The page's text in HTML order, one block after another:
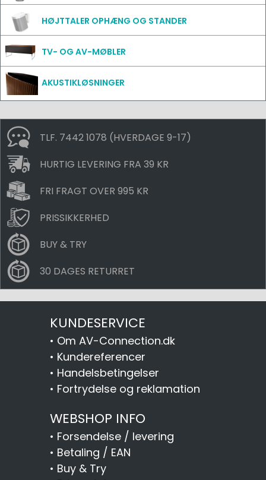
HØJTTALER OPHÆNG OG STANDER
TV- OG AV-MØBLER
AKUSTIKLØSNINGER
TLF. 7442 1078 (HVERDAGE 9-17)
HURTIG LEVERING FRA 39 KR
FRI FRAGT OVER 995 KR
PRISSIKKERHED
BUY & TRY
30 DAGES RETURRET
KUNDESERVICE
• Om AV-Connection.dk
• Kundereferencer
• Handelsbetingelser
• Fortrydelse og reklamation
WEBSHOP INFO
• Forsendelse / levering
• Betaling / EAN
• Buy & Try